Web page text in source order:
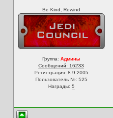
Be Kind, Rewind
Группа: Админы
Сообщений: 16233
Регистрация: 8.9.2005
Пользователь №: 525
Награды: 5